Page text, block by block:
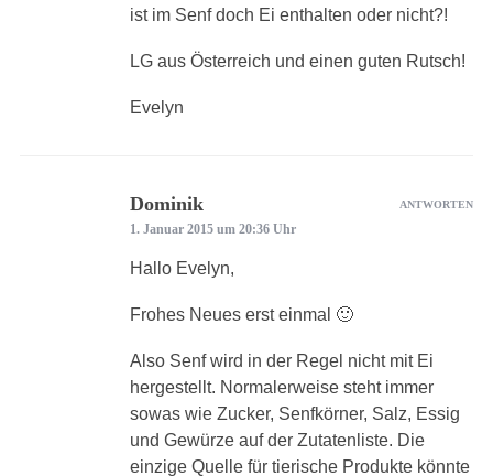
ist im Senf doch Ei enthalten oder nicht?!
LG aus Österreich und einen guten Rutsch!
Evelyn
Dominik
1. Januar 2015 um 20:36 Uhr
Hallo Evelyn,
Frohes Neues erst einmal 🙂
Also Senf wird in der Regel nicht mit Ei
hergestellt. Normalerweise steht immer
sowas wie Zucker, Senfkörner, Salz, Essig
und Gewürze auf der Zutatenliste. Die
einzige Quelle für tierische Produkte könnte
ANTWORTEN